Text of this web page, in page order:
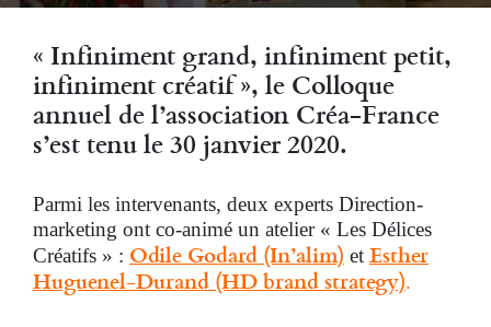
« Infiniment grand, infiniment petit,
infiniment créatif », le Colloque
annuel de l’association Créa-France
s’est tenu le 30 janvier 2020.
Parmi les intervenants, deux experts Direction-
marketing ont co-animé un atelier « Les Délices
Créatifs » : Odile Godard (In’alim) et Esther
Huguenel-Durand (HD brand strategy).